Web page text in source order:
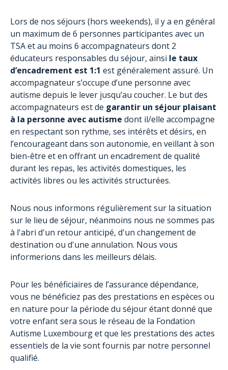
Lors de nos séjours (hors weekends), il y a en général
un maximum de 6 personnes participantes avec un
TSA et au moins 6 accompagnateurs dont 2
éducateurs responsables du séjour, ainsi le taux
d’encadrement est 1:1 est généralement assuré. Un
accompagnateur s’occupe d’une personne avec
autisme depuis le lever jusqu’au coucher. Le but des
accompagnateurs est de garantir un séjour plaisant
à la personne avec autisme dont il/elle accompagne
en respectant son rythme, ses intérêts et désirs, en
l’encourageant dans son autonomie, en veillant à son
bien-être et en offrant un encadrement de qualité
durant les repas, les activités domestiques, les
activités libres ou les activités structurées.
Nous nous informons régulièrement sur la situation
sur le lieu de séjour, néanmoins nous ne sommes pas
à l'abri d'un retour anticipé, d'un changement de
destination ou d'une annulation. Nous vous
informerions dans les meilleurs délais.
Pour les bénéficiaires de l’assurance dépendance,
vous ne bénéficiez pas des prestations en espèces ou
en nature pour la période du séjour étant donné que
votre enfant sera sous le réseau de la Fondation
Autisme Luxembourg et que les prestations des actes
essentiels de la vie sont fournis par notre personnel
qualifié.